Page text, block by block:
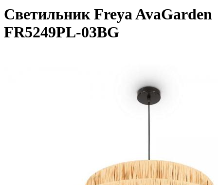
Светильник Freya AvaGarden
FR5249PL-03BG